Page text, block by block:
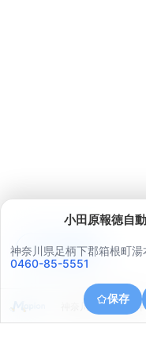
小田原報徳自
神奈川県足柄下郡箱根町湯
0460-85-5551
保存
神奈川県小田原市早
アプリで見る